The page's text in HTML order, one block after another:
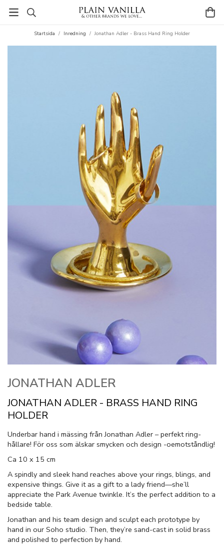
Startsida / Inredning / Jonathan Adler - Brass Hand Ring Holder
JONATHAN ADLER
JONATHAN ADLER - BRASS HAND RING
HOLDER
Underbar hand i mässing från Jonathan Adler – perfekt ring-
hållare! För oss som älskar smycken och design -oemotståndlig!
Ca 10 x 15 cm
A spindly and sleek hand reaches above your rings, blings, and
expensive things. Give it as a gift to a lady friend—she’ll
appreciate the Park Avenue twinkle. It’s the perfect addition to a
bedside table.
Jonathan and his team design and sculpt each prototype by
hand in our Soho studio. Then, they’re sand-cast in solid brass
and polished to perfection by hand.